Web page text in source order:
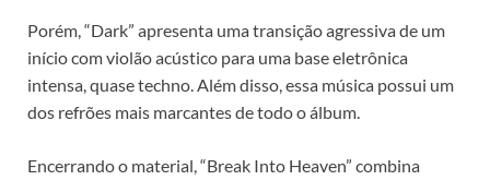
Porém, “Dark” apresenta uma transição agressiva de um
início com violão acústico para uma base eletrônica
intensa, quase techno. Além disso, essa música possui um
dos refrões mais marcantes de todo o álbum.
Encerrando o material, “Break Into Heaven” combina